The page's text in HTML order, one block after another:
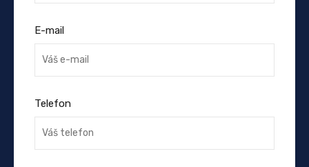
E-mail
Telefon